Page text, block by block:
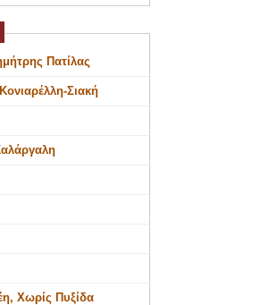
Πατίλας
Σιακή
Χωρίς Πυξίδα